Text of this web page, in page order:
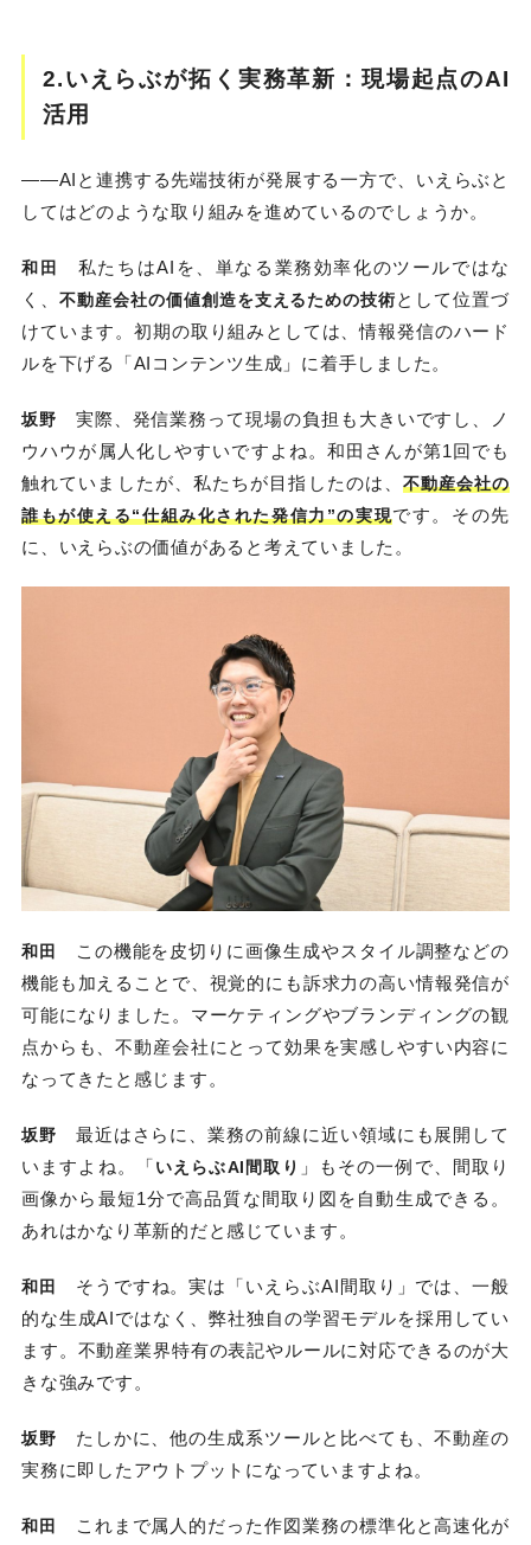
2.いえらぶが拓く実務革新：現場起点のAI
活用
――AIと連携する先端技術が発展する一方で、いえらぶと
してはどのような取り組みを進めているのでしょうか。
和田
私たちはAIを、単なる業務効率化のツールではな
く、不動産会社の価値創造を支えるための技術として位置づ
けています。初期の取り組みとしては、情報発信のハード
ルを下げる「AIコンテンツ生成」に着手しました。
坂野 実際、発信業務って現場の負担も大きいですし、ノ
ウハウが属人化しやすいですよね。和田さんが第1回でも
触れていましたが、私たちが目指したのは、不動産会社の
誰もが使える“仕組み化された発信力”の実現です。その先
に、いえらぶの価値があると考えていました。
和田
この機能を皮切りに画像生成やスタイル調整などの
機能も加えることで、視覚的にも訴求力の高い情報発信が
可能になりました。マーケティングやブランディングの観
点からも、不動産会社にとって効果を実感しやすい内容に
なってきたと感じます。
坂野 最近はさらに、業務の前線に近い領域にも展開して
いますよね。「いえらぶAI間取り 」もその一例で、間取り
画像から最短1分で高品質な間取り図を自動生成できる。
あれはかなり革新的だと感じています。
和田
そうですね。実は「いえらぶAI間取り」では、一般
的な生成AIではなく、弊社独自の学習モデルを採用してい
ます。不動産業界特有の表記やルールに対応できるのが大
きな強みです。
坂野 たしかに、他の生成系ツールと比べても、不動産の
実務に即したアウトプットになっていますよね。
和田
これまで属人的だった作図業務の標準化と高速化が